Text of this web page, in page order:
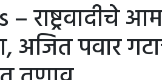
राष्ट्रवादीचे
अजित पवार